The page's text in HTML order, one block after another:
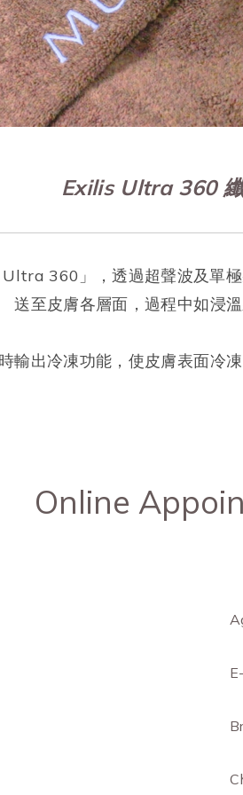
Exilis Ultra 360
360」，透過超聲波及單
送至皮膚各層面，過程中如浸溫
輸出冷凍功能，使皮膚表面冷
Online